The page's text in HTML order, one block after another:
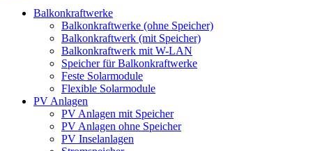
Balkonkraftwerke
Balkonkraftwerke (ohne Speicher)
Balkonkraftwerk (mit Speicher)
Balkonkraftwerk mit W-LAN
Speicher für Balkonkraftwerke
Feste Solarmodule
Flexible Solarmodule
PV Anlagen
PV Anlagen mit Speicher
PV Anlagen ohne Speicher
PV Inselanlagen